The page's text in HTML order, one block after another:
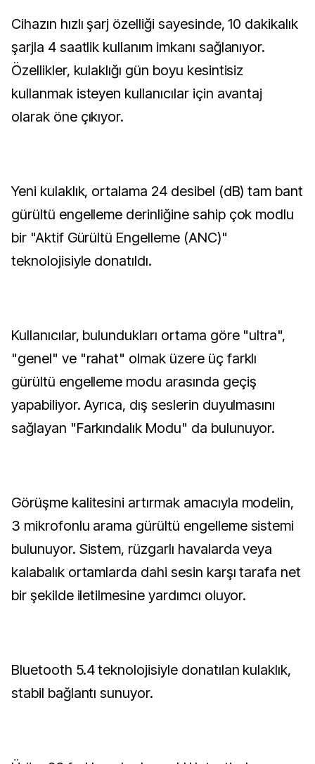
Cihazın hızlı şarj özelliği sayesinde, 10 dakikalık
şarjla 4 saatlik kullanım imkanı sağlanıyor.
Özellikler, kulaklığı gün boyu kesintisiz
kullanmak isteyen kullanıcılar için avantaj
olarak öne çıkıyor.
Yeni kulaklık, ortalama 24 desibel (dB) tam bant
gürültü engelleme derinliğine sahip çok modlu
bir "Aktif Gürültü Engelleme (ANC)"
teknolojisiyle donatıldı.
Kullanıcılar, bulundukları ortama göre "ultra",
"genel" ve "rahat" olmak üzere üç farklı
gürültü engelleme modu arasında geçiş
yapabiliyor. Ayrıca, dış seslerin duyulmasını
sağlayan "Farkındalık Modu" da bulunuyor.
Görüşme kalitesini artırmak amacıyla modelin,
3 mikrofonlu arama gürültü engelleme sistemi
bulunuyor. Sistem, rüzgarlı havalarda veya
kalabalık ortamlarda dahi sesin karşı tarafa net
bir şekilde iletilmesine yardımcı oluyor.
Bluetooth 5.4 teknolojisiyle donatılan kulaklık,
stabil bağlantı sunuyor.